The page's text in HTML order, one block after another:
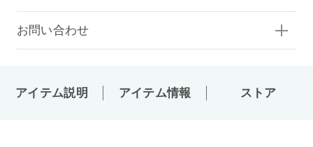
お問い合わせ
アイテム説明 アイテム情報 ストア